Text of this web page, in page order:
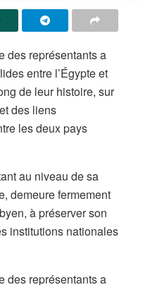
des représentants a
entre l’Égypte et
de leur histoire, sur
des liens
les deux pays
au niveau de sa
demeure fermement
à préserver son
institutions nationales
des représentants a